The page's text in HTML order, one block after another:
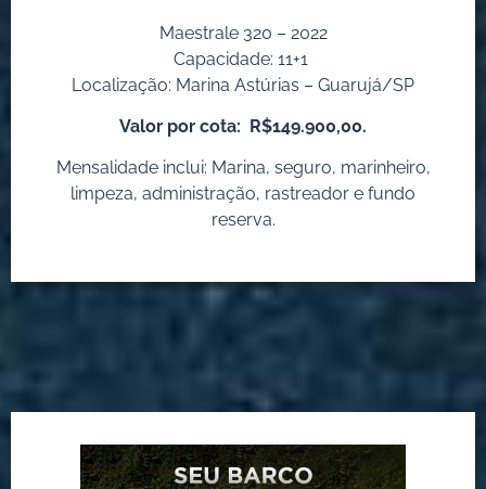
Maestrale 320 – 2022
Capacidade: 11+1
Localização: Marina Astúrias – Guarujá/SP
Valor por cota: R$149.900,00.
Mensalidade inclui: Marina, seguro, marinheiro,
limpeza, administração, rastreador e fundo
reserva.